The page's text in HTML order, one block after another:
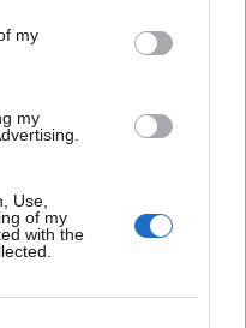
my
my
Use,
of my
with the